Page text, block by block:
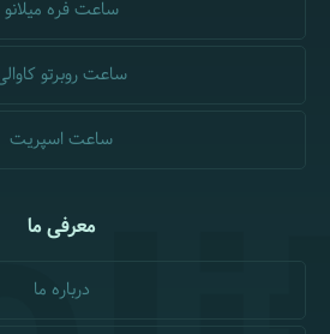
ساعت فره میلانو
ساعت روبرتو
ساعت اسپریت
معرفی ما
درباره ما